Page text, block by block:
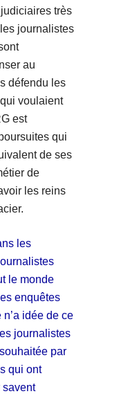
très
journalistes
au
défendu les
voulaient
est
qui
de ses
de
les reins
les
le monde
enquêtes
idée de ce
journalistes
par
qui ont
savent